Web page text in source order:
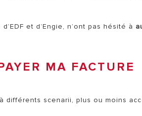
et d’Engie, n’ont pas hésité à
MA FACTURE
différents scenarii, plus ou moins